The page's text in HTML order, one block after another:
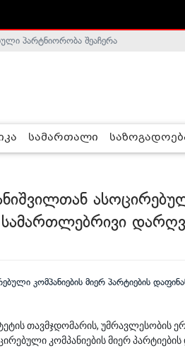
- ჰელსინკის კომისია
პარტნიორობა შეაჩერა
სამართალი
სამართლებრივი
თავმჯდომარის, უმრავლესობის
კომპანიების მიერ